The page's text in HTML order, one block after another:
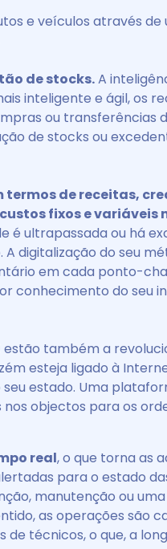
e veículos através
de stocks.A
inteligente e ágil, os
ou transferências
de stocks ou
termos de receitas,
fixos e variáveis
é ultrapassada ou há
digitalização do seu
em cada ponto-
conhecimento do seu
estão também a
esteja ligado à
estado. Uma
objectos para os
real, o que torna as
para o estado
manutenção ou
as operações são
de técnicos, o que, a